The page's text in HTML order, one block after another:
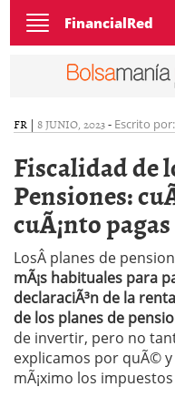
Toggle
navigation
FinancialRed
FR | 8 JUNIO, 2023- Escrito por:
Fiscalidad de
Pensiones:
cuÃ¡nto
LosÂ planes de
mÃ¡s habituales para
declaraciÃ³n de la
de los planes de
de invertir, pero no
explicamos por quÃ©
mÃ¡ximo los